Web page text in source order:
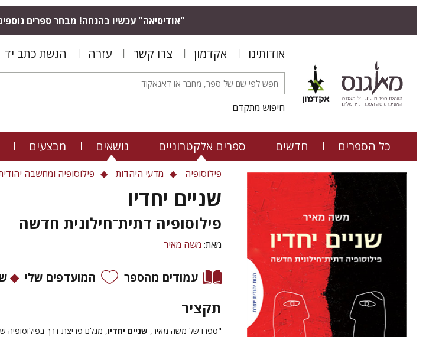
"אודיסיאה" עכשיו בהנחה! מבחר ספרים
אודותינו אקדמון צרו קשר עזרה הגשת כתב יד
חיפוש מתקדם
כל הספרים חדשים ספרים אלקטרוניים נושאים מבצעים
פילוסופיה מדעי היהדות פילוסופיה ומחשבה
שניים יחדיו
פילוסופיה דתית־חילונית חדשה
מאת: משה מאיר
עמודים מהספר המועדפים שלי
תקציר
"ספרו של משה מאיר, שניים יחדיו, מגלם פריצת דרך בפילוסופיה